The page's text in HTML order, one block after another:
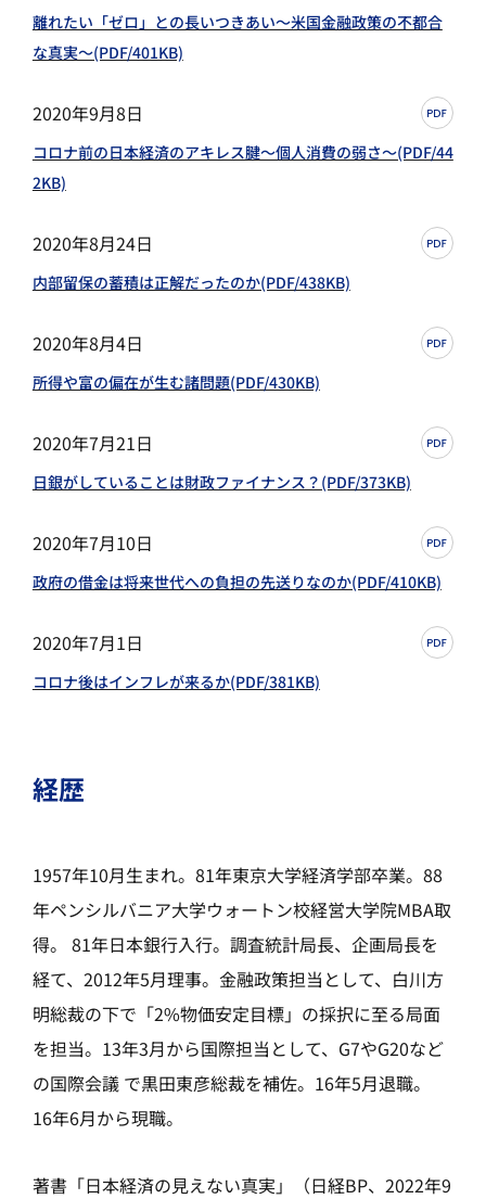
離れたい「ゼロ」との長いつきあい～米国金融政策の不都合
な真実～(PDF/401KB)
2020年9月8日
コロナ前の日本経済のアキレス腱～個人消費の弱さ～(PDF/44
2KB)
2020年8月24日
内部留保の蓄積は正解だったのか(PDF/438KB)
2020年8月4日
所得や富の偏在が生む諸問題(PDF/430KB)
2020年7月21日
日銀がしていることは財政ファイナンス？(PDF/373KB)
2020年7月10日
政府の借金は将来世代への負担の先送りなのか(PDF/410KB)
2020年7月1日
コロナ後はインフレが来るか(PDF/381KB)
経歴
1957年10月生まれ。81年東京大学経済学部卒業。88
年ペンシルバニア大学ウォートン校経営大学院MBA取
得。 81年日本銀行入行。調査統計局長、企画局長を
経て、2012年5月理事。金融政策担当として、白川方
明総裁の下で「2%物価安定目標」の採択に至る局面
を担当。13年3月から国際担当として、G7やG20など
の国際会議 で黒田東彦総裁を補佐。16年5月退職。
16年6月から現職。
著書「日本経済の見えない真実」（日経BP、2022年9